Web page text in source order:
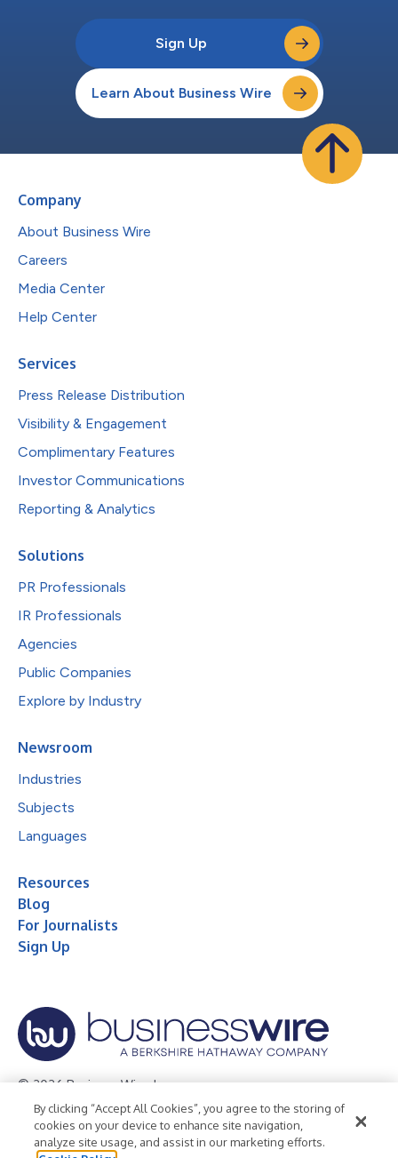
Sign Up
Learn About Business Wire
Company
About Business Wire
Careers
Media Center
Help Center
Services
Press Release Distribution
Visibility & Engagement
Complimentary Features
Investor Communications
Reporting & Analytics
Solutions
PR Professionals
IR Professionals
Agencies
Public Companies
Explore by Industry
Newsroom
Industries
Subjects
Languages
Resources
Blog
For Journalists
Sign Up
© 2026 Business Wire, Inc.
Privacy Policy Cookie Policy
Accessibility Statement
Terms of Use
Legal
By clicking “Accept All Cookies”, you agree to the storing of
cookies on your device to enhance site navigation,
analyze site usage, and assist in our marketing efforts.